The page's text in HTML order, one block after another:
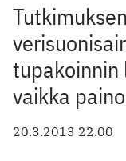
tupakoinnin
vaikka
20.3.2013 22.00